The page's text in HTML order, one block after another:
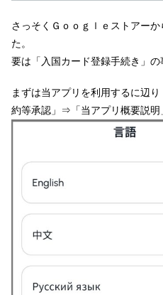
さっそくＧｏｏｇｌｅストアー
た。
要は「入国カード登録手続き」の
まずは当アプリを利用するに辺
約等承認」⇒「当アプリ概要説明